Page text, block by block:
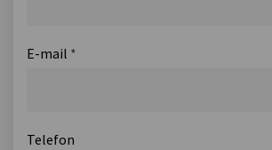
E-mail *
Telefon